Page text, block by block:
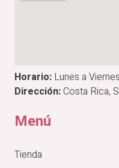
Horario: Lunes a
Dirección:Costa Rica,
Menú
Tienda